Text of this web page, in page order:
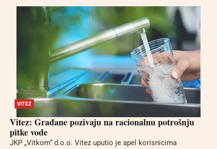
VITEZ
Vitez: Građane pozivaju na racionalnu potrošnju
pitke vode
JKP „Vitkom“ d.o.o. Vitez uputio je apel korisnicima